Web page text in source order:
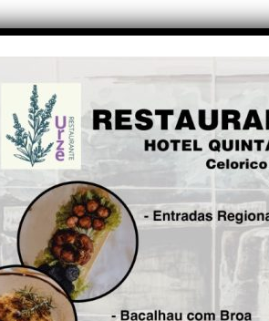
seus amigos nas redes sociais!
traficante de droga